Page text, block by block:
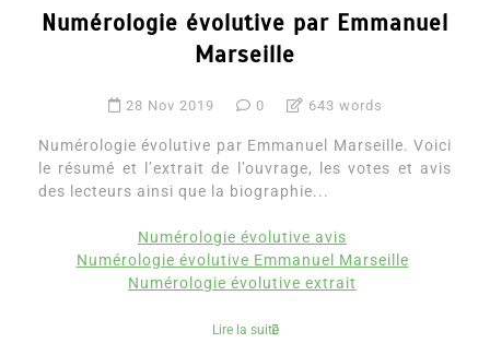
Numérologie évolutive par Emmanuel
Marseille
28 Nov 2019 0 643 words
Numérologie évolutive par Emmanuel Marseille. Voici
le résumé et l’extrait de l’ouvrage, les votes et avis
des lecteurs ainsi que la biographie...
Numérologie évolutive avis
Numérologie évolutive Emmanuel Marseille
Numérologie évolutive extrait
Lire la suite